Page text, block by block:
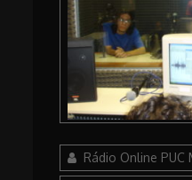
AuthorRádio Online PUC